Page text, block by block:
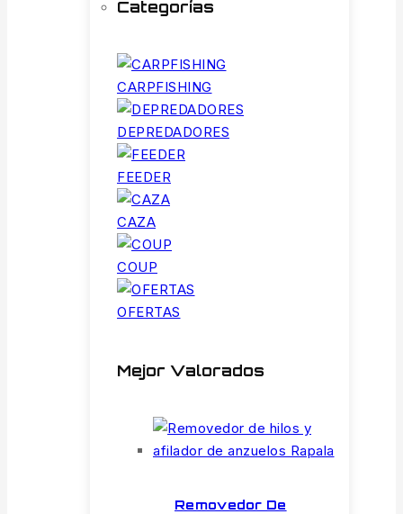
Categorías
CARPFISHING
DEPREDADORES
FEEDER
CAZA
COUP
OFERTAS
Mejor Valorados
Removedor De